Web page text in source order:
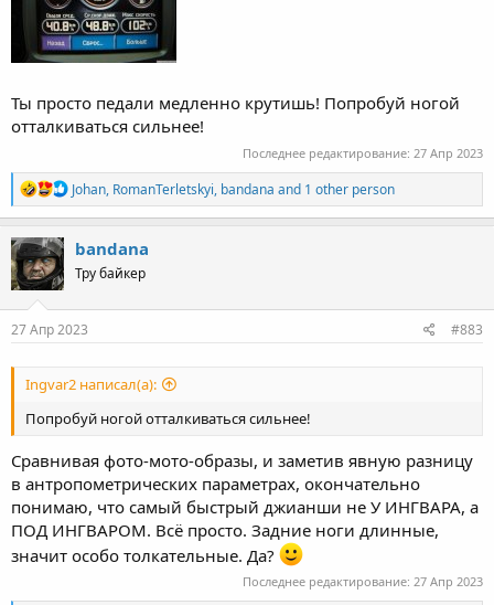
Ты просто педали медленно крутишь! Попробуй ногой
отталкиваться сильнее!
Последнее редактирование: 27 Апр 2023
R
e
a
c
n
s
Johan, RomanTerletskyi, bandana and 1 other person
bandana
Тру байкер
27 Апр 2023 #883
Ingvar2 написал(а):
Попробуй ногой отталкиваться сильнее!
Сравнивая фото-мото-образы, и заметив явную разницу
в антропометрических параметрах, окончательно
понимаю, что самый быстрый джианши не У ИНГВАРА, а
ПОД ИНГВАРОМ. Всё просто. Задние ноги длинные,
значит особо толкательные. Да?
Последнее редактирование: 27 Апр 2023